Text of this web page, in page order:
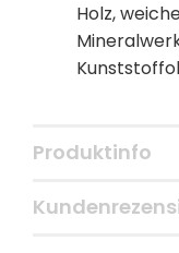
Holz,
Produktinfo